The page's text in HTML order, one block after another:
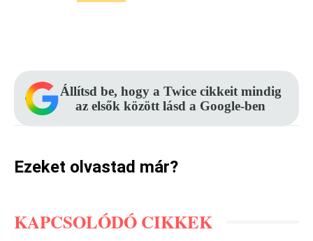
Állítsd be, hogy a Twice cikkeit mindig
az elsők között lásd a Google-ben
Ezeket olvastad már?
KAPCSOLÓDÓ CIKKEK